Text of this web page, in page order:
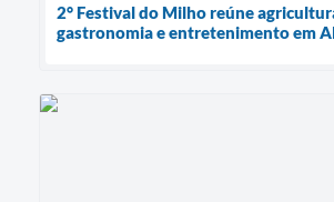
2° Festival do Milho reúne
gastronomia e entretenimento em